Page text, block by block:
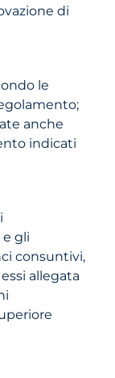
di
le
anche
indicati
gli
consuntivi,
allegata